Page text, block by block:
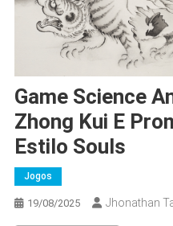
Game Science
Zhong Kui E
Estilo Souls
Jogos
19/08/2025 Jhonathan